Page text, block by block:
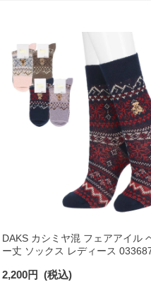
DAKS カシミヤ混 フェアアイル
ー丈 ソックス レディース
2,200円 (税込)